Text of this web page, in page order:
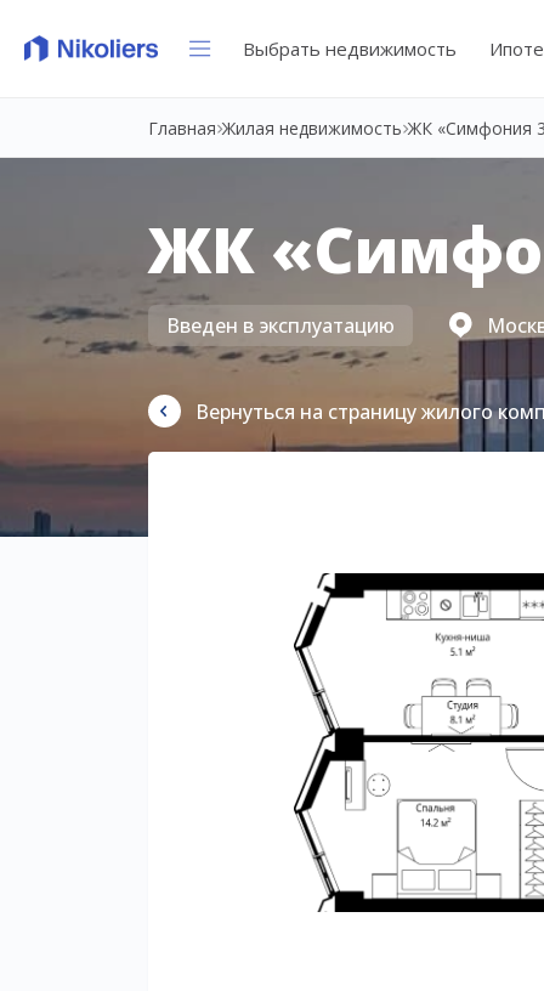
Выбрать недвижимость
Главная Жилая недвижимость ЖК «Симфония
ЖК
Введен в эксплуатацию
Вернуться на страницу жилого